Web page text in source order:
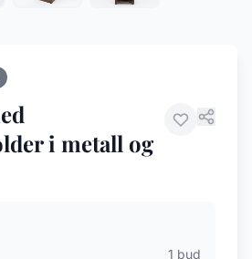
i metall og
1 bud